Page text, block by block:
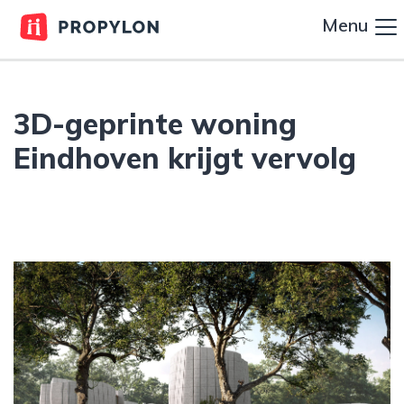
Menu
3D-geprinte woning
Eindhoven krijgt vervolg